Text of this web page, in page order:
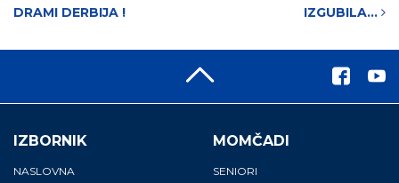
DRAMI DERBIJA !
IZGUBILA…
IZBORNIK
NASLOVNA
MOMČADI
SENIORI